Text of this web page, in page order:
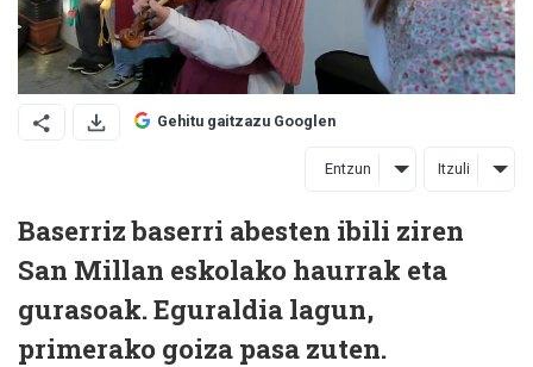
Gehitu gaitzazu Googlen
Entzun Itzuli
Baserriz baserri abesten ibili ziren
San Millan eskolako haurrak eta
gurasoak. Eguraldia lagun,
primerako goiza pasa zuten.